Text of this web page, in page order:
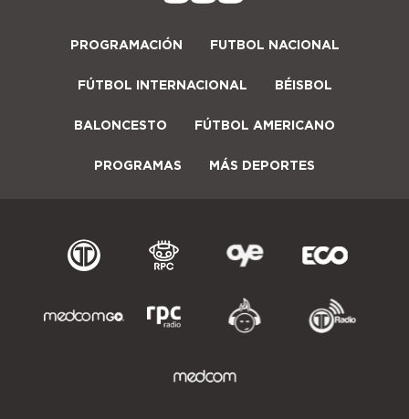
PROGRAMACIÓN FUTBOL NACIONAL
FÚTBOL INTERNACIONAL BÉISBOL
BALONCESTO FÚTBOL AMERICANO
PROGRAMAS MÁS DEPORTES